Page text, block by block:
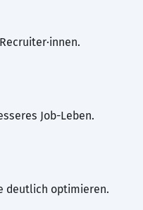
Job-Leben.
deutlich optimieren.